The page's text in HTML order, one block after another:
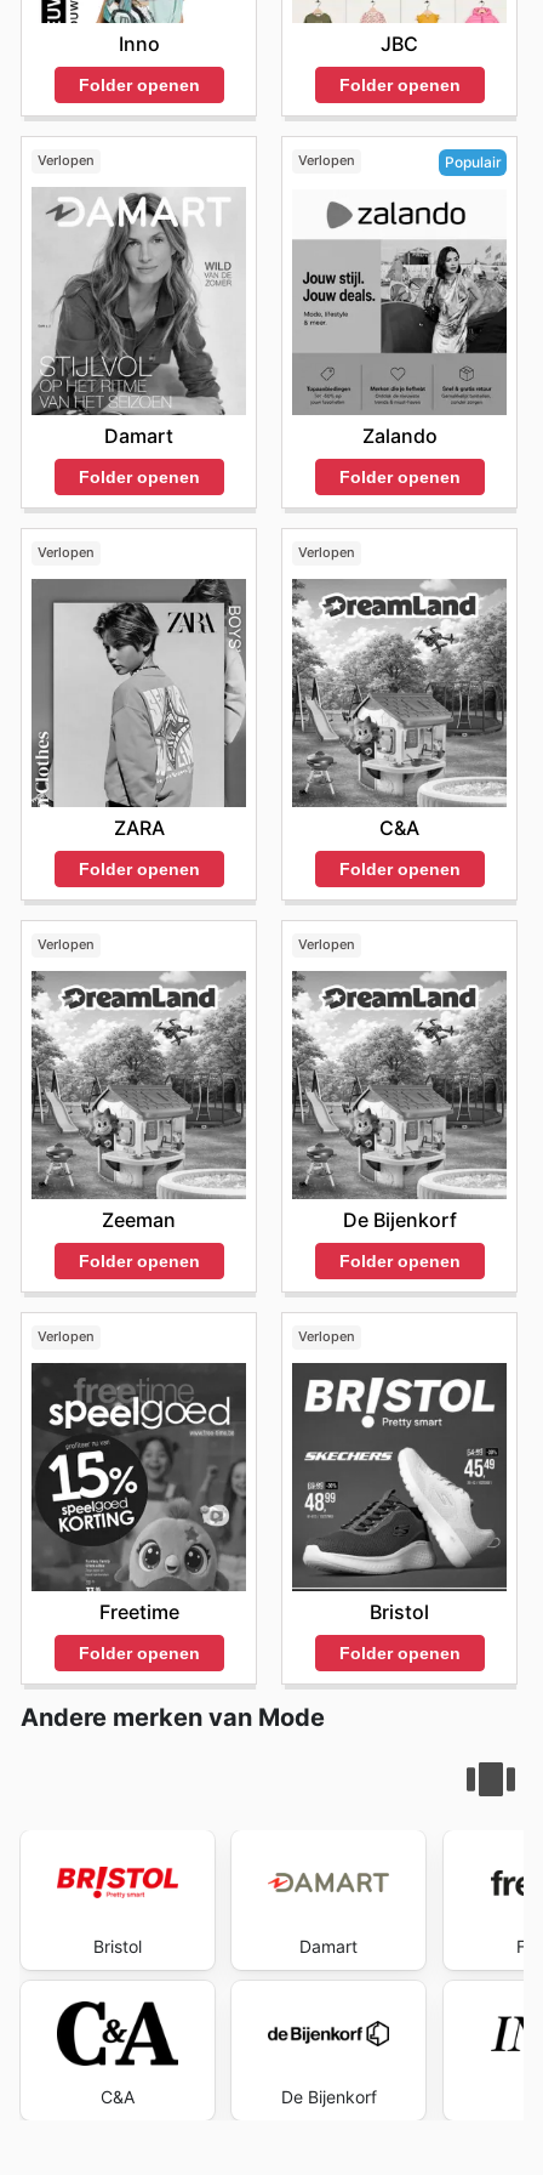
Inno
Folder openen
JBC
Folder openen
Verlopen
Damart
Folder openen
Verlopen Populair
Zalando
Folder openen
Verlopen
ZARA
Folder openen
Verlopen
C&A
Folder openen
Verlopen
Zeeman
Folder openen
Verlopen
De Bijenkorf
Folder openen
Verlopen
Freetime
Folder openen
Verlopen
Bristol
Folder openen
Andere merken van Mode
Bristol
C&A
Damart
De Bijenkorf